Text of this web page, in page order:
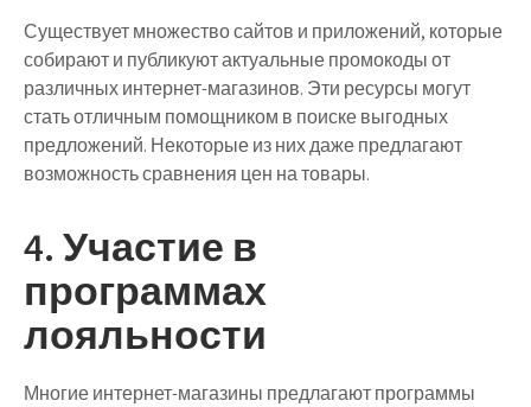
Существует множество сайтов и приложений, которые
собирают и публикуют актуальные промокоды от
различных интернет-магазинов. Эти ресурсы могут
стать отличным помощником в поиске выгодных
предложений. Некоторые из них даже предлагают
возможность сравнения цен на товары.
4. Участие в
программах
лояльности
Многие интернет-магазины предлагают программы